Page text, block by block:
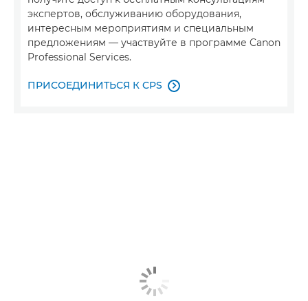
экспертов, обслуживанию оборудования,
интересным мероприятиям и специальным
предложениям — участвуйте в программе Canon
Professional Services.
ПРИСОЕДИНИТЬСЯ К CPS 